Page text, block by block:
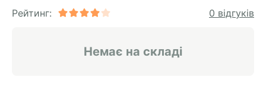
Рейтинг:
0 відгуків
Немає на складі